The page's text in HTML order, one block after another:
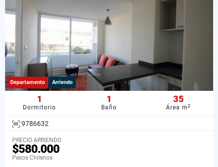
Departamento Arriendo
1
Dormitorio
1
Baño
35
Área m2
9786632
PRECIO ARRIENDO
$580.000
Pesos Chilenos